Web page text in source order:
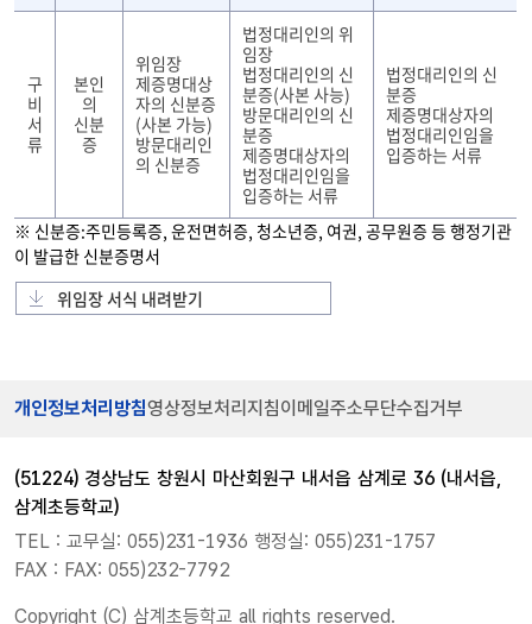
구
비
서
류
본인
의
신분
증
위임장
제증명대상
자의 신분증
(사본 가능)
방문대리인
의 신분증
법정대리인의 위
임장
법정대리인의 신
분증(사본 사능)
방문대리인의 신
분증
제증명대상자의
법정대리인임을
입증하는 서류
법정대리인의 신
분증
제증명대상자의
법정대리인임을
입증하는 서류
※ 신분증:주민등록증, 운전면허증, 청소년증, 여권, 공무원증 등 행정기관
이 발급한 신분증명서
위임장 서식 내려받기
개인정보처리방침영상정보처리지침이메일주소무단수집거부
(51224) 경상남도 창원시 마산회원구 내서읍 삼계로 36 (내서읍,
삼계초등학교)
TEL : 교무실: 055)231-1936 행정실: 055)231-1757
FAX : FAX: 055)232-7792
Copyright (C) 삼계초등학교 all rights reserved.